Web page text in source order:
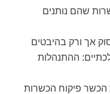
שהם נותנים
אך ורק בהיבטים
ההתנהלות
הכשר פיקוח הכשרות